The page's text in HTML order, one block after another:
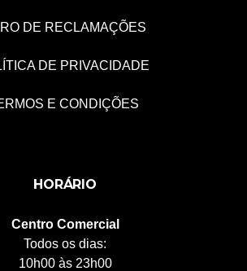
DE RECLAMAÇÕES
DE PRIVACIDADE
E CONDIÇÕES
HORÁRIO
Centro Comercial
Todos os dias:
10h00 às 23h00